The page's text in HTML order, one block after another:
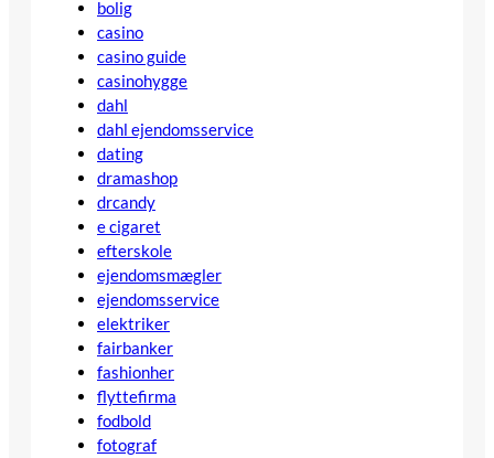
bolig
casino
casino guide
casinohygge
dahl
dahl ejendomsservice
dating
dramashop
drcandy
e cigaret
efterskole
ejendomsmægler
ejendomsservice
elektriker
fairbanker
fashionher
flyttefirma
fodbold
fotograf